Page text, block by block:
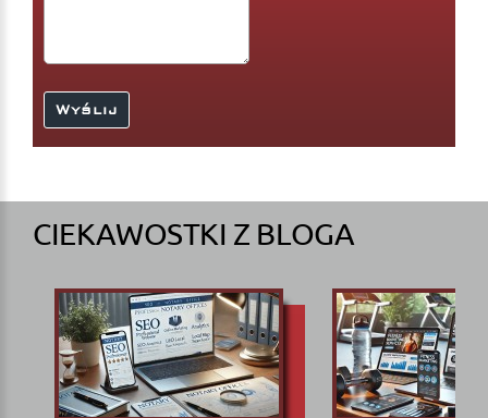
CIEKAWOSTKI Z BLOGA